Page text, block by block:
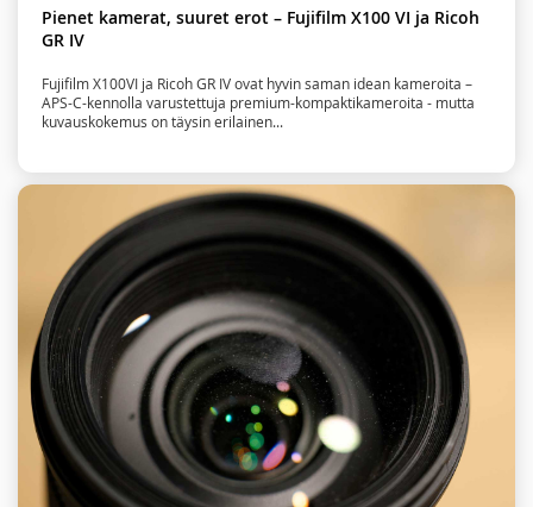
Pienet kamerat, suuret erot – Fujifilm X100 VI ja Ricoh
GR IV
Fujifilm X100VI ja Ricoh GR IV ovat hyvin saman idean kameroita –
APS-C-kennolla varustettuja premium-kompaktikameroita - mutta
kuvauskokemus on täysin erilainen...